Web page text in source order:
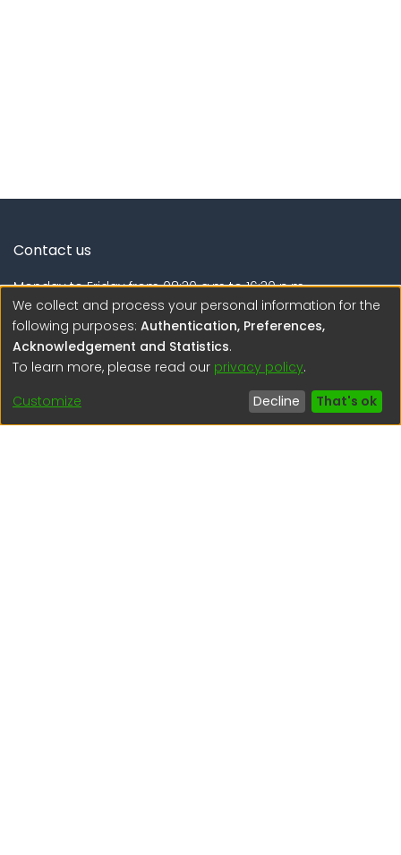
Contact us
Monday to Friday from 08:30 a.m to 16:30 p.m.
Calle Calatrava N° 216 , Urb. Camino Real - La Molina -
Lima - Lima - Perú
regen@igp.gob.pe
(51) 54 369212
Interesting links
We collect and process your personal information for the
following purposes: Authentication, Preferences,
Acknowledgement and Statistics.
To learn more, please read our privacy policy.
Customize
Decline That's ok